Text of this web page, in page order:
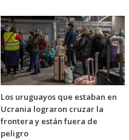
Los uruguayos que estaban en
Ucrania lograron cruzar la
frontera y están fuera de
peligro